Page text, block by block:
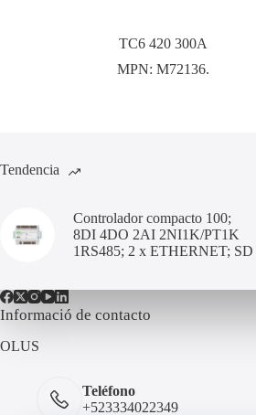
TC6 420 300A
MPN:M72136.
Tendencia
Controlador compacto 100;
8DI 4DO 2AI 2NI1K/PT1K
1RS485; 2 x ETHERNET; SD
Informació de contacto
OLUS
Teléfono
+523334022349